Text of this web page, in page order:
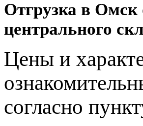
Отгрузка в
центрального
Цeны и
согласно